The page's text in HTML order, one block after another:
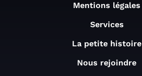
Mentions légales
Services
La petite histoire
Nous rejoindre